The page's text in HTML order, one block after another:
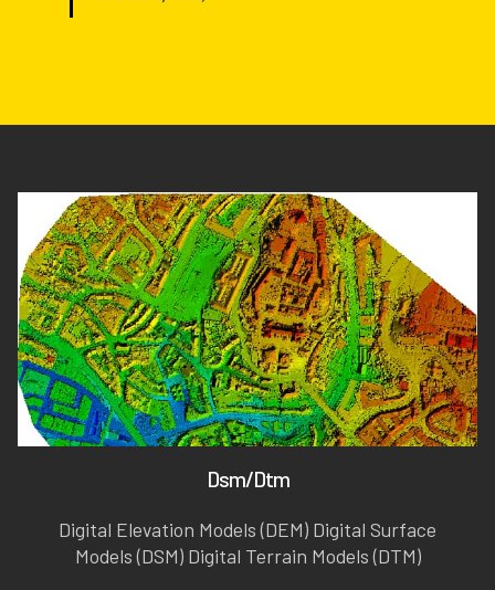
Dsm/Dtm
Digital Elevation Models (DEM) Digital Surface
Models (DSM) Digital Terrain Models (DTM)